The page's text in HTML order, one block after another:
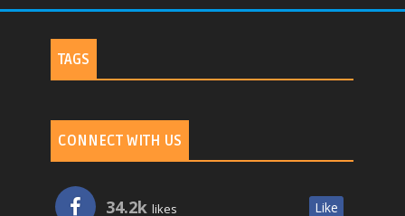
TAGS
CONNECT WITH US
34.2k likes Like